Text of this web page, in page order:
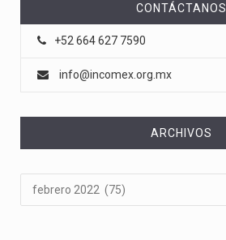
CONTÁCTANOS
+52 664 627 7590
info@incomex.org.mx
ARCHIVOS